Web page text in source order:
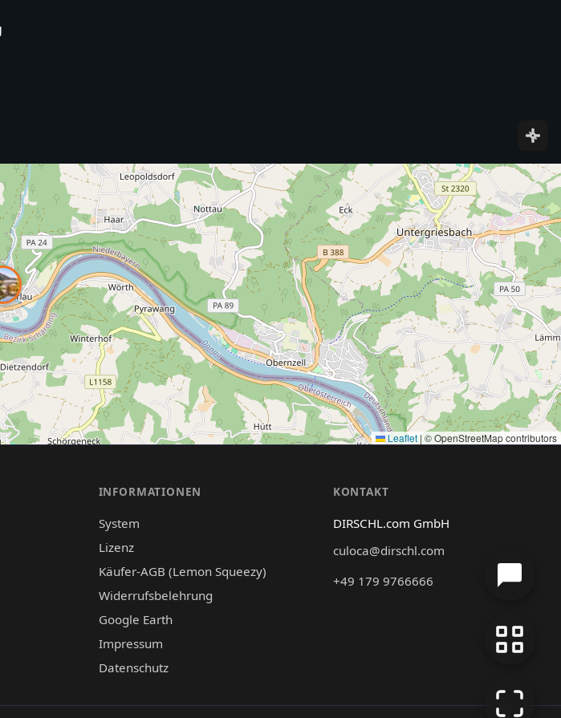
Leaflet| © OpenStreetMap contributors
INFORMATIONEN
System
Lizenz
Käufer-AGB (Lemon Squeezy)
Widerrufsbelehrung
Google Earth
Impressum
Datenschutz
KONTAKT
DIRSCHL.com GmbH
culoca@dirschl.com
+49 179 9766666